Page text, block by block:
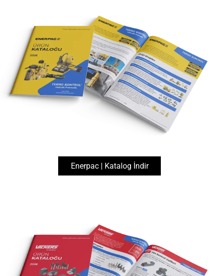
Enerpac Bolting Ekipmanları
Kontrollü Sıkma Ekipmanları
PTW-Serisi, Pnömatik Tork Anahtarları
Enerpac | Katalog İndir